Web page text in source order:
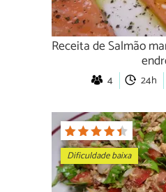
Receita de Salmão
4 24h
Dificuldade baixa